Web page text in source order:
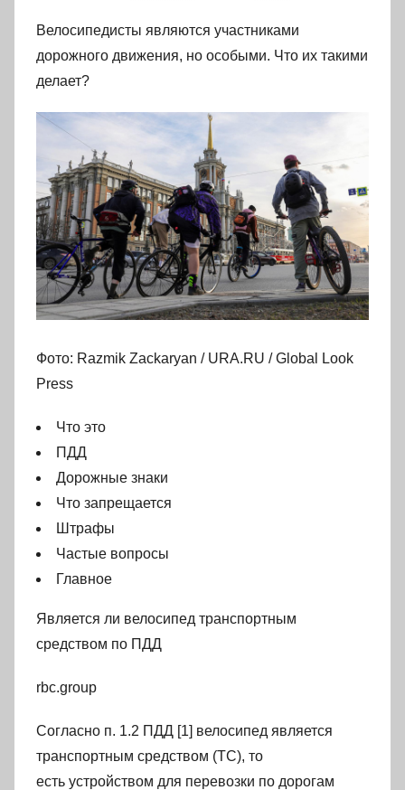
Велосипедисты являются участниками
дорожного движения, но особыми. Что их такими
делает?
Фото: Razmik Zackaryan / URA.RU / Global Look
Press
Что это
ПДД
Дорожные знаки
Что запрещается
Штрафы
Частые вопросы
Главное
Является ли велосипед транспортным
средством по ПДД
rbc.group
Согласно п. 1.2 ПДД [1] велосипед является
транспортным средством (ТС), то
есть устройством для перевозки по дорогам